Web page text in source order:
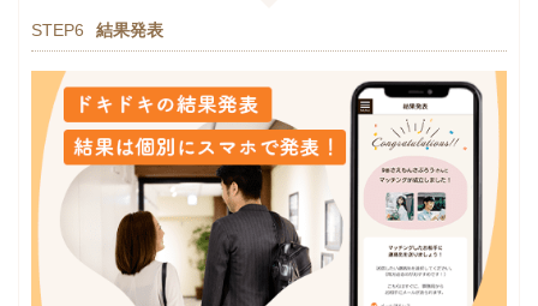
STEP6 結果発表